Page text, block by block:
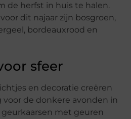
de herfst in huis te halen.
dit najaar zijn bosgroen,
bordeauxrood en
sfeer
en decoratie creëren
de donkere avonden in
geurkaarsen met geuren